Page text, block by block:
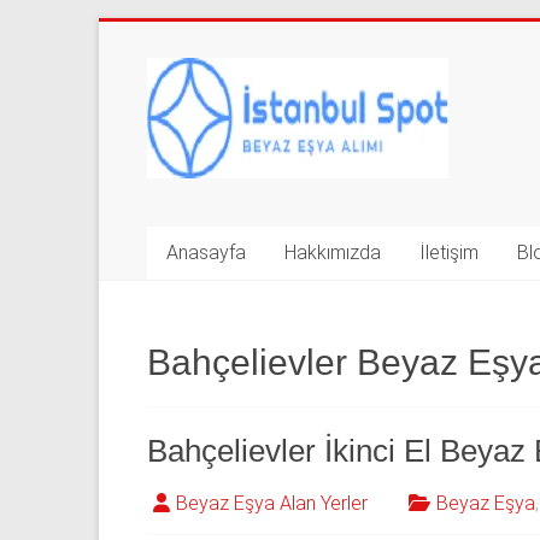
contentİkinci
El
Beyaz
Alan
|
543
592
Anasayfa Hakkımızda İletişim
Bahçelievler Beyaz
Bahçelievler İkinci El Beyaz
Beyaz Eşya Alan Yerler Beyaz Eşya,